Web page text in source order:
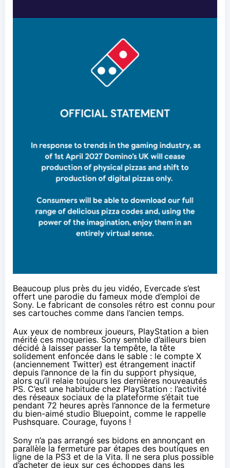
Beaucoup plus près du jeu vidéo, Evercade s’est
offert une parodie du fameux mode d’emploi de
Sony. Le fabricant de consoles rétro est connu pour
ses cartouches comme dans l’ancien temps.
Aux yeux de nombreux joueurs, PlayStation a bien
mérité ces moqueries. Sony semble d’ailleurs bien
décidé à laisser passer la tempête, la tête
solidement enfoncée dans le sable : le compte X
(anciennement Twitter) est étrangement inactif
depuis l’annonce de la fin du support physique,
alors qu’il relaie toujours les dernières nouveautés
PS. C’est une habitude chez PlayStation : l’activité
des réseaux sociaux de la plateforme s’était tue
pendant 72 heures après l’annonce de la fermeture
du bien-aimé studio Bluepoint, comme le rappelle
Pushsquare. Courage, fuyons !
Sony n’a pas arrangé ses bidons en annonçant en
parallèle la fermeture par étapes des boutiques en
ligne de la PS3 et de la Vita. Il ne sera plus possible
d’acheter de jeux sur ces échoppes dans les